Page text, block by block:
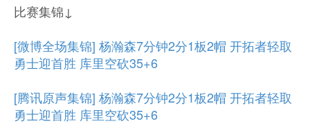
比赛集锦↓
[微博全场集锦] 杨瀚森7分钟2分1板2帽 开拓者轻取
勇士迎首胜 库里空砍35+6
[腾讯原声集锦] 杨瀚森7分钟2分1板2帽 开拓者轻取
勇士迎首胜 库里空砍35+6